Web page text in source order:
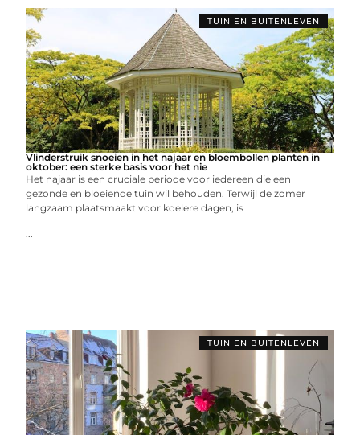
TUIN EN BUITENLEVEN
Vlinderstruik snoeien in het najaar en bloembollen planten in
oktober: een sterke basis voor het nie
Het najaar is een cruciale periode voor iedereen die een
gezonde en bloeiende tuin wil behouden. Terwijl de zomer
langzaam plaatsmaakt voor koelere dagen, is
...
TUIN EN BUITENLEVEN